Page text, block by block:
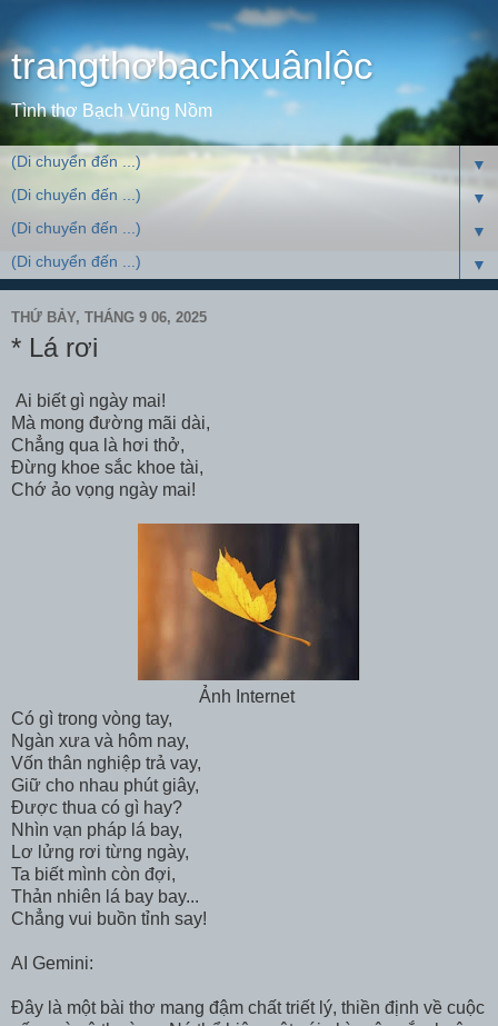
trangthơbạchxuânlộc
Tình thơ Bạch Vũng Nồm
▼
▼
▼
▼
THỨ BẢY, THÁNG 9 06, 2025
* Lá rơi
Ai biết gì ngày mai!
Mà mong đường mãi dài,
Chẳng qua là hơi thở,
Đừng khoe sắc khoe tài,
Chớ ảo vọng ngày mai!
Ảnh Internet
Có gì trong vòng tay,
Ngàn xưa và hôm nay,
Vốn thân nghiệp trả vay,
Giữ cho nhau phút giây,
Được thua có gì hay?
Nhìn vạn pháp lá bay,
Lơ lửng rơi từng ngày,
Ta biết mình còn đợi,
Thản nhiên lá bay bay...
Chẳng vui buồn tỉnh say!
AI Gemini:
Đây là một bài thơ mang đậm chất triết lý, thiền định về cuộc